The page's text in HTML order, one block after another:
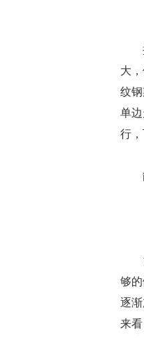
【
按
大
纹
单
行
能
【
沪
够
逐
来